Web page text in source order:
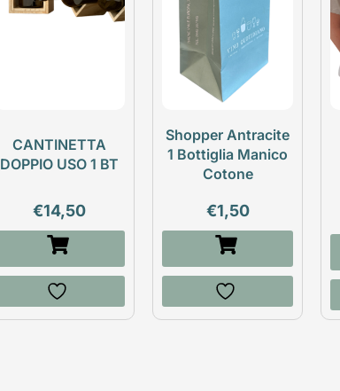
CANTINETTA
DOPPIO USO 1 BT
€14,50
Shopper Antracite
1 Bottiglia Manico
Cotone
€1,50